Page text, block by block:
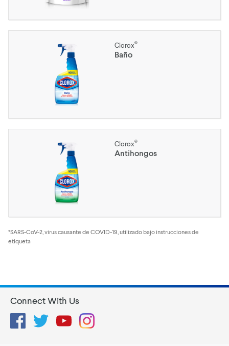
Clorox®
Baño
Clorox®
Antihongos
*SARS-CoV-2, virus causante de COVID-19, utilizado bajo instrucciones de
etiqueta
Connect With Us
FacebookTwitterYouTubeInstagram